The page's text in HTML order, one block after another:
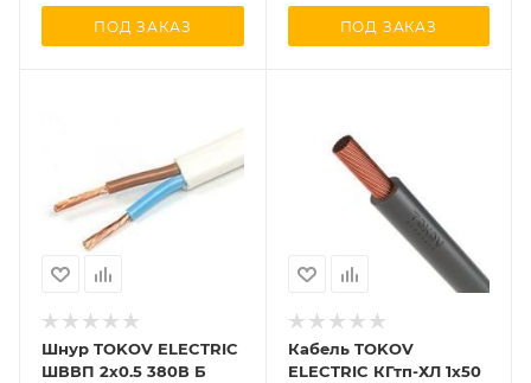
ПОД ЗАКАЗ ПОД ЗАКАЗ
Шнур TOKOV ELECTRIC
ШВВП 2х0.5 380В Б
Кабель TOKOV
ELECTRIC КГтп-ХЛ 1х50